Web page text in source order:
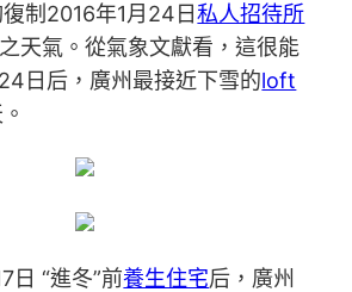
制2016年1月24日私人招待所
天氣。從氣象文獻看，這很能
日后，廣州最接近下雪的loft
日 “進冬”前養生住宅后，廣州